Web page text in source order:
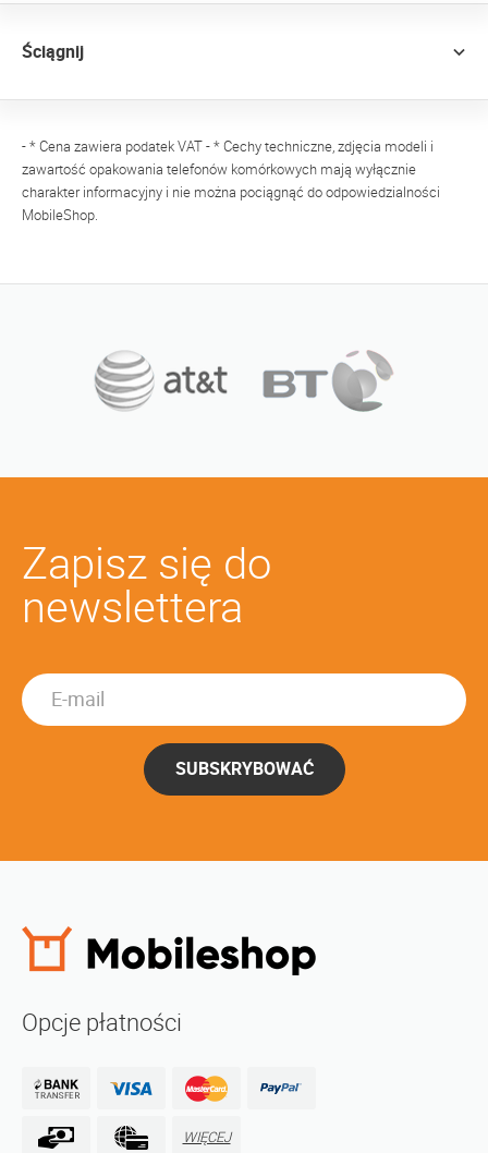
Ściągnij
- * Cena zawiera podatek VAT - * Cechy techniczne, zdjęcia modeli i
zawartość opakowania telefonów komórkowych mają wyłącznie
charakter informacyjny i nie można pociągnąć do odpowiedzialności
MobileShop.
Zapisz się do
newslettera
SUBSKRYBOWAĆ
Opcje płatności
WIĘCEJ